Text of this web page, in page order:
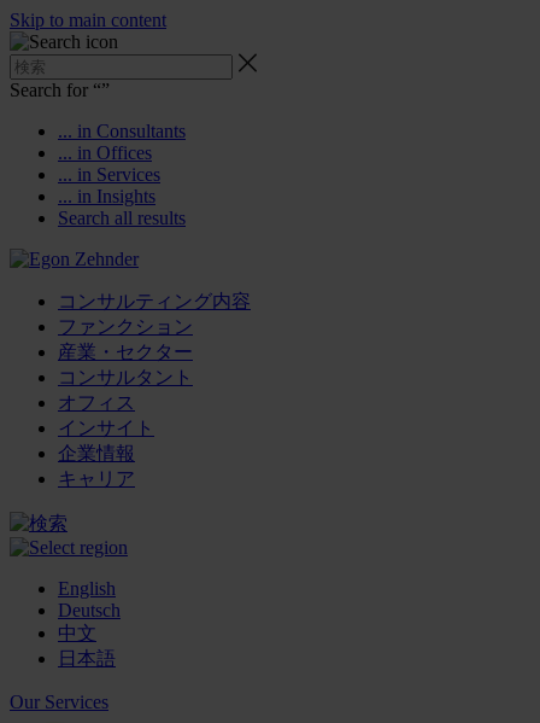
Skip to main content
Search for “”
... in Consultants
... in Offices
... in Services
... in Insights
Search all results
コンサルティング内容
ファンクション
産業・セクター
コンサルタント
オフィス
インサイト
企業情報
キャリア
English
Deutsch
中文
日本語
Our Services